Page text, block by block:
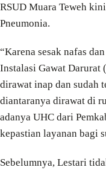
RSUD Muara Teweh
Pneumonia.
“Karena sesak nafas
Instalasi Gawat Darurat
dirawat inap dan sudah
diantaranya dirawat di
adanya UHC dari
kepastian layanan bagi
Sebelumnya, Lestari